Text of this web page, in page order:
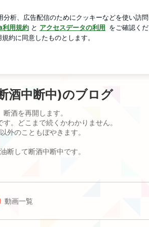
ログ
酒中断中)のブログ
断酒を再開します。
す。どこまで続くかわかりません。
外のこともぼやきます。
断して断酒中断中です。
動画一覧